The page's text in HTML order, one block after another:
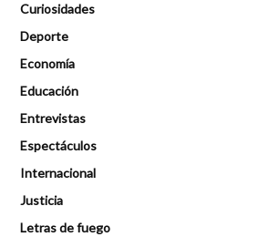
Curiosidades
Deporte
Economía
Educación
Entrevistas
Espectáculos
Internacional
Justicia
Letras de fuego